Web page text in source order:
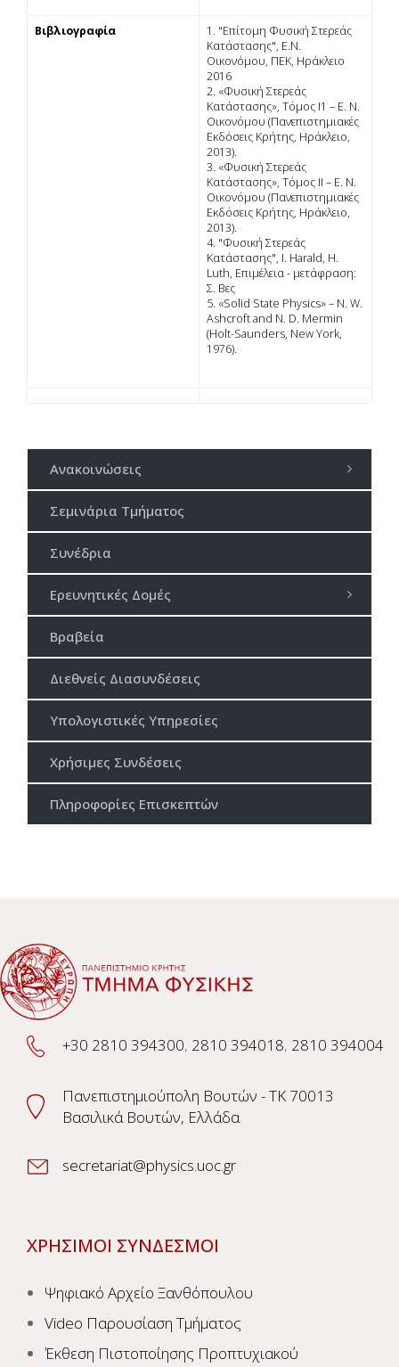
Βιβλιογραφία
1. "Επίτομη Φυσική Στερεάς
Κατάστασης", Ε.Ν.
Οικονόμου, ΠΕΚ, Ηράκλειο
2016
2. «Φυσική Στερεάς
Κατάστασης», Τόμος Ι1 – Ε. Ν.
Οικονόμου (Πανεπιστημιακές
Εκδόσεις Κρήτης, Ηράκλειο,
2013).
3. «Φυσική Στερεάς
Κατάστασης», Τόμος ΙΙ – Ε. Ν.
Οικονόμου (Πανεπιστημιακές
Εκδόσεις Κρήτης, Ηράκλειο,
2013).
4. "Φυσική Στερεάς
Κατάστασης", I. Harald, Η.
Luth, Επιμέλεια - μετάφραση:
Σ. Βες
5. «Solid State Physics» – N. W.
Ashcroft and N. D. Mermin
(Holt-Saunders, New York,
1976).
Ανακοινώσεις
Σεμινάρια Τμήματος
Συνέδρια
Ερευνητικές Δομές
Βραβεία
Διεθνείς Διασυνδέσεις
Υπολογιστικές Υπηρεσίες
Χρήσιμες Συνδέσεις
Πληροφορίες Επισκεπτών
+30 2810 394300, 2810 394018, 2810 394004
Πανεπιστημιούπολη Βουτών - TK 70013
Βασιλικά Βουτών, Ελλάδα
secretariat@physics.uoc.gr
ΧΡΗΣΙΜΟΙ ΣΥΝΔΕΣΜΟΙ
Ψηφιακό Αρχείο Ξανθόπουλου
Video Παρουσίαση Τμήματος
Έκθεση Πιστοποίησης Προπτυχιακού